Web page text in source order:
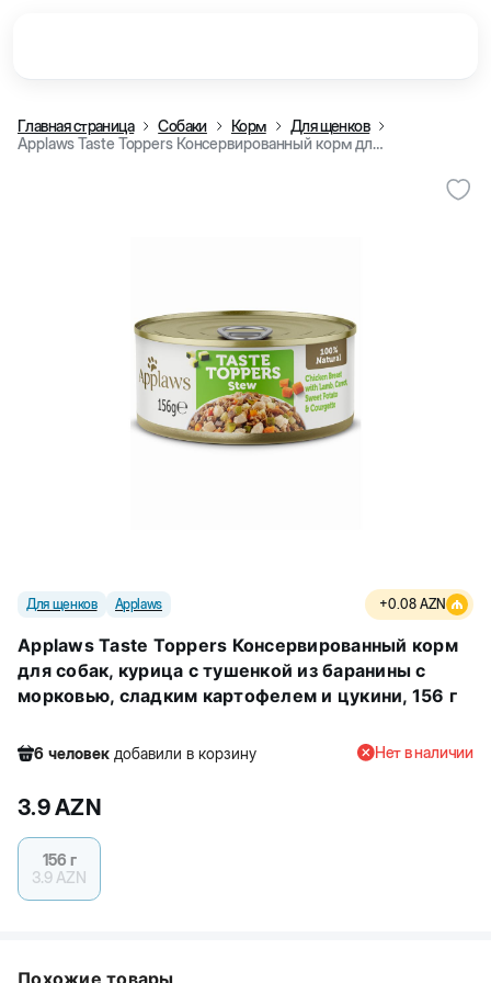
Главная страница Собаки Корм
Для щенков
Applaws Taste Toppers Консервированный корм для собак, курица с тушенкой из баранины с морковью, сладким картофелем и цукини, 156 г
Для щенков Applaws +0.08 AZN
Applaws Taste Toppers Консервированный корм
для собак, курица с тушенкой из баранины с
морковью, сладким картофелем и цукини, 156 г
6 человек добавили в корзину
24 человек
Нет в наличии
3.9AZN
156 г
3.9 AZN
Похожие товары